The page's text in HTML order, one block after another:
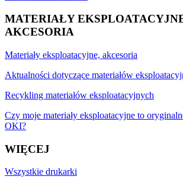
MATERIAŁY
AKCESORIA
Materiały eksploatacyjne, akcesoria
Aktualności dotyczące materiałów
Recykling materiałów eksploatacyjnych
Czy moje materiały eksploatacyjne to
OKI?
WIĘCEJ
Wszystkie drukarki